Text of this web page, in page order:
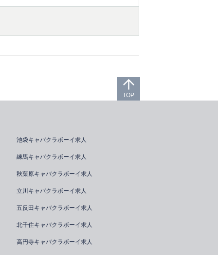
池袋キャバクラボーイ求人
練馬キャバクラボーイ求人
秋葉原キャバクラボーイ求人
立川キャバクラボーイ求人
五反田キャバクラボーイ求人
北千住キャバクラボーイ求人
高円寺キャバクラボーイ求人
TOP